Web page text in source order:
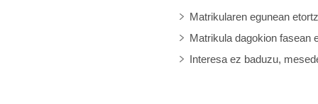
Matrikularen egunean
Matrikula dagokion fasean
Interesa ez baduzu,